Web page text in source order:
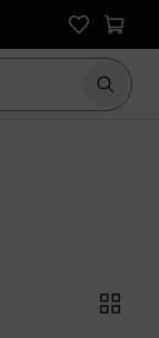
Suche